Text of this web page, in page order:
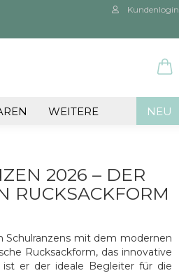
Kundenlogin
vergessen?
NEU
WEITERE
2026 – DER
RUCKSACKFORM
Schulranzens mit dem modernen
Rucksackform, das innovative
er der ideale Begleiter für die